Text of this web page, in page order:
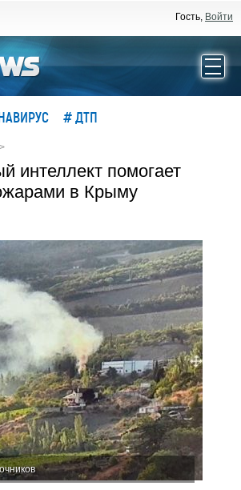
Гость, Войти
# ДТП
>
интеллект помогает
в Крыму